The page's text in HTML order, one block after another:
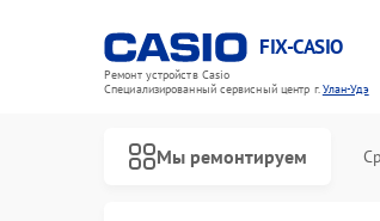
FIX-CASIO
Ремонт устройств Casio
Специализированный cервисный центр г.Улан-Удэ
Мы ремонтируем